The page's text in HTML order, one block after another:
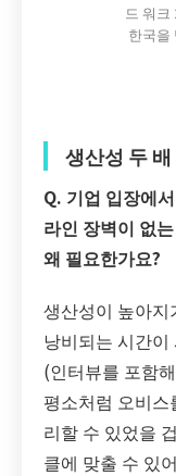
드 워크
한국을
생산성 두
Q. 기업 입장에
라인 장벽이 없
왜 필요한가요?
생산성이 높아지
낭비되는 시간
(인터뷰를 포함
평소처럼 오비
리할 수 있었을
클에 맞출 수 있